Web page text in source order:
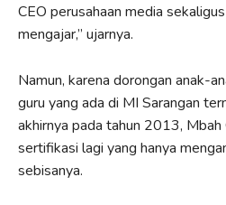
CEO perusahaan media
mengajar,” ujarnya.
Namun, karena dorongan anak-
guru yang ada di MI Sarangan
akhirnya pada tahun 2013, Mbah
sertifikasi lagi yang hanya
sebisanya.